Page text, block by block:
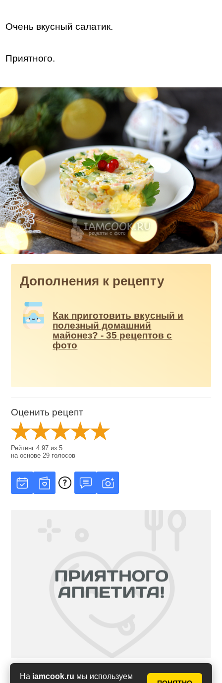
На iamcook.ru мы используем
Очень вкусный салатик.
Приятного.
Дополнения к рецепту
Как приготовить вкусный и
полезный домашний
майонез? - 35 рецептов с
фото
Оценить рецепт
Рейтинг4.97 из5
на основе 29 голосов